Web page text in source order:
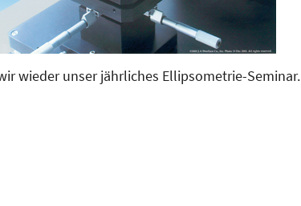
wieder unser jährliches Ellipsometrie-Seminar.